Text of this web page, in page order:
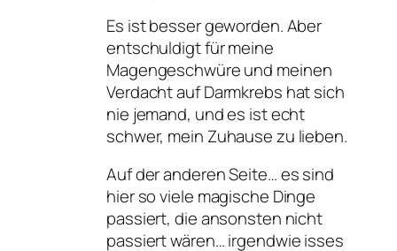
Es ist besser geworden. Aber
entschuldigt für meine
Magengeschwüre und meinen
Verdacht auf Darmkrebs hat sich
nie jemand, und es ist echt
schwer, mein Zuhause zu lieben.
Auf der anderen Seite… es sind
hier so viele magische Dinge
passiert, die ansonsten nicht
passiert wären… irgendwie isses